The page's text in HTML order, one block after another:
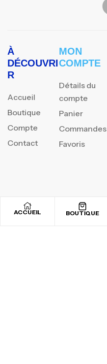
ACCUEIL BOUTIQUE
À
DÉCOUVRI
R
Accueil
Boutique
Compte
Contact
MON
COMPTE
Détails du
compte
Panier
Commandes
Favoris